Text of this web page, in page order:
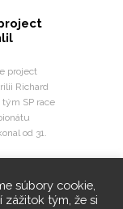
project
Richard
SP race
od 31.
na Facebooku
súbory cookie,
zážitok tým, že si